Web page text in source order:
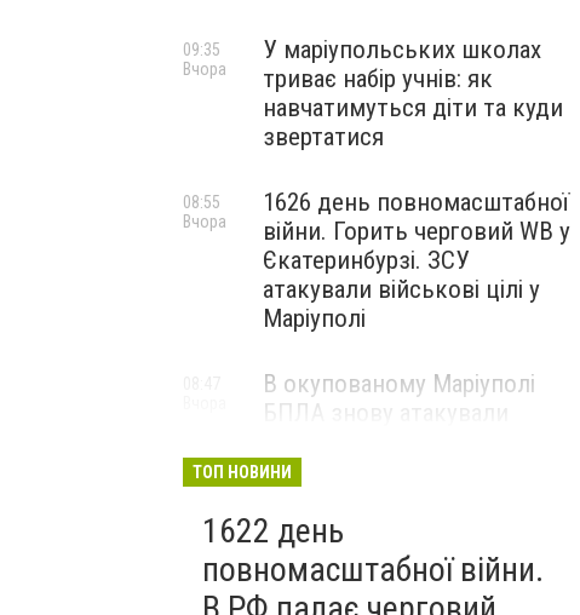
У маріупольських школах
триває набір учнів: як
навчатимуться діти та куди
звертатися
09:35
Вчора
1626 день повномасштабної
війни. Горить черговий WB у
Єкатеринбурзі. ЗСУ
атакували військові цілі у
Маріуполі
08:55
Вчора
В окупованому Маріуполі
БПЛА знову атакували
— ВІДЕО
ТОП НОВИНИ
1622 день
повномасштабної війни.